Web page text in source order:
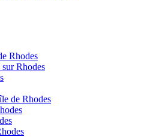
Rhodes
Rhodes
de Rhodes